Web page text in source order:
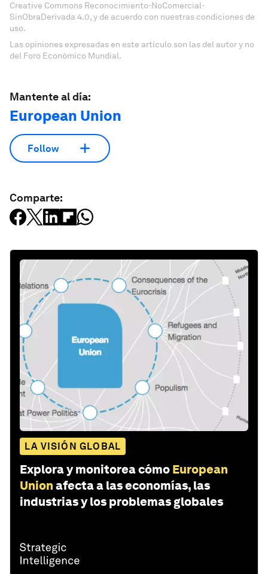
Creative Commons Reconocimiento-NoComercial-
SinObraDerivada 4.0, y de acuerdo con nuestras condiciones de
uso.
Las opiniones expresadas en este artículo son las del autor y no
del Foro Económico Mundial.
Mantente al día:
European Union
Follow
Comparte:
LA VISIÓN GLOBAL
Explora y monitorea cómo European
Union afecta a las economías, las
industrias y los problemas globales